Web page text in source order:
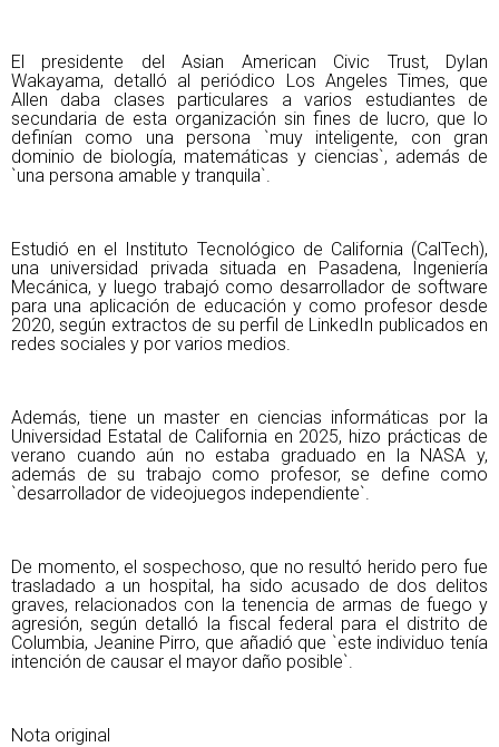
El presidente del Asian American Civic Trust, Dylan
Wakayama, detalló al periódico Los Angeles Times, que
Allen daba clases particulares a varios estudiantes de
secundaria de esta organización sin fines de lucro, que lo
definían como una persona `muy inteligente, con gran
dominio de biología, matemáticas y ciencias`, además de
`una persona amable y tranquila`.
Estudió en el Instituto Tecnológico de California (CalTech),
una universidad privada situada en Pasadena, Ingeniería
Mecánica, y luego trabajó como desarrollador de software
para una aplicación de educación y como profesor desde
2020, según extractos de su perfil de LinkedIn publicados en
redes sociales y por varios medios.
Además, tiene un master en ciencias informáticas por la
Universidad Estatal de California en 2025, hizo prácticas de
verano cuando aún no estaba graduado en la NASA y,
además de su trabajo como profesor, se define como
`desarrollador de videojuegos independiente`.
De momento, el sospechoso, que no resultó herido pero fue
trasladado a un hospital, ha sido acusado de dos delitos
graves, relacionados con la tenencia de armas de fuego y
agresión, según detalló la fiscal federal para el distrito de
Columbia, Jeanine Pirro, que añadió que `este individuo tenía
intención de causar el mayor daño posible`.
Nota original